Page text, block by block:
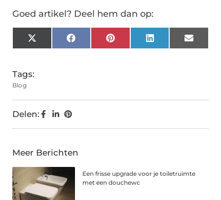
Goed artikel? Deel hem dan op:
X
(Twitter)
FacebookPinterestLinkedInEmail
Tags:
Blog
Delen:
Meer Berichten
Een frisse upgrade voor je toiletruimte
met een douchewc